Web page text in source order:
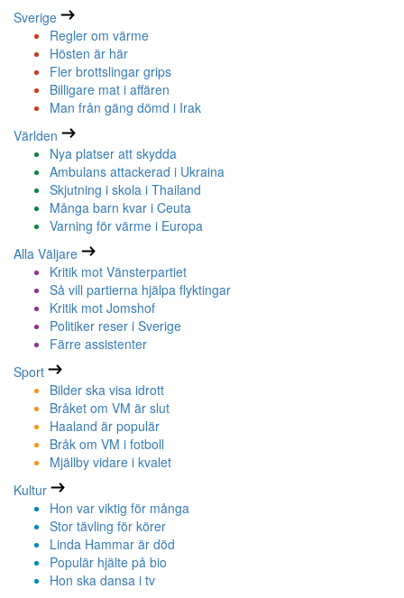
Sverige
Regler om värme
Hösten är här
Fler brottslingar grips
Billigare mat i affären
Man från gäng dömd i Irak
Världen
Nya platser att skydda
Ambulans attackerad i Ukraina
Skjutning i skola i Thailand
Många barn kvar i Ceuta
Varning för värme i Europa
Alla Väljare
Kritik mot Vänsterpartiet
Så vill partierna hjälpa flyktingar
Kritik mot Jomshof
Politiker reser i Sverige
Färre assistenter
Sport
Bilder ska visa idrott
Bråket om VM är slut
Haaland är populär
Bråk om VM i fotboll
Mjällby vidare i kvalet
Kultur
Hon var viktig för många
Stor tävling för körer
Linda Hammar är död
Populär hjälte på bio
Hon ska dansa i tv